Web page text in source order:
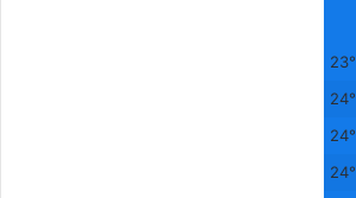
23°
24°
24°
24°